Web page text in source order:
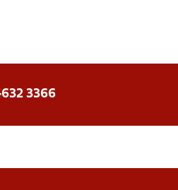
3366